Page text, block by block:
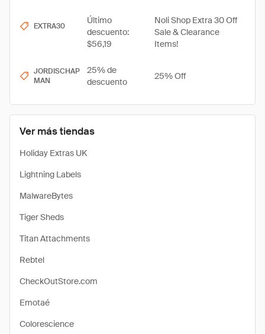
Ver más tiendas
Holiday Extras UK
Lightning Labels
MalwareBytes
Tiger Sheds
Titan Attachments
Rebtel
CheckOutStore.com
Emotaé
Colorescience
EXTRA30
Último
descuento:
$56,19
Noli Shop Extra 30 Off
Sale & Clearance
Items!
JORDISCHAP
MAN
25% de
descuento
25% Off